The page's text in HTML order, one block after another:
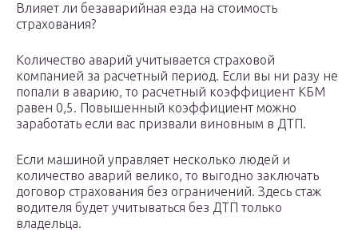
Влияет ли безаварийная езда на стоимость
страхования?
Количество аварий учитывается страховой
компанией за расчетный период. Если вы ни разу не
попали в аварию, то расчетный коэффициент КБМ
равен 0,5. Повышенный коэффициент можно
заработать если вас призвали виновным в ДТП.
Если машиной управляет несколько людей и
количество аварий велико, то выгодно заключать
договор страхования без ограничений. Здесь стаж
водителя будет учитываться без ДТП только
владельца.